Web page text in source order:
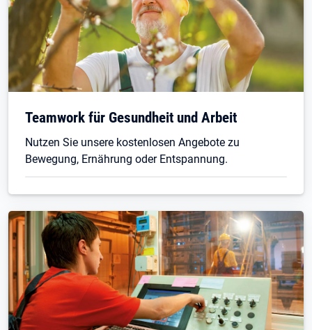
Öffnet in neuem Tab
Teamwork für Gesundheit und Arbeit
Nutzen Sie unsere kostenlosen Angebote zu
Bewegung, Ernährung oder Entspannung.